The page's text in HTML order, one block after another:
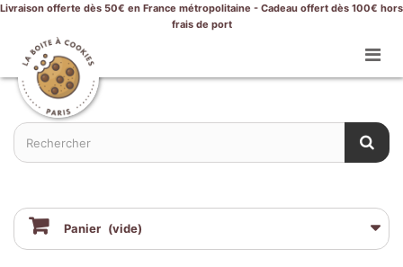
Livraison offerte dès 50€ en France métropolitaine - Cadeau offert dès 100€ hors
frais de port
Panier (vide)